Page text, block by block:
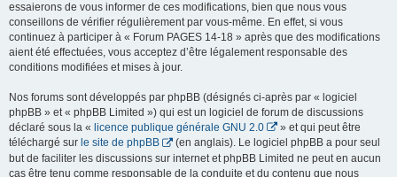
essaierons de vous informer de ces modifications, bien que nous vous
conseillons de vérifier régulièrement par vous-même. En effet, si vous
continuez à participer à « Forum PAGES 14-18 » après que des modifications
aient été effectuées, vous acceptez d’être légalement responsable des
conditions modifiées et mises à jour.
Nos forums sont développés par phpBB (désignés ci-après par « logiciel
phpBB » et « phpBB Limited ») qui est un logiciel de forum de discussions
déclaré sous la « licence publique générale GNU 2.0
» et qui peut être
téléchargé sur le site de phpBB
(en anglais). Le logiciel phpBB a pour seul
but de faciliter les discussions sur internet et phpBB Limited ne peut en aucun
cas être tenu comme responsable de la conduite et du contenu que nous